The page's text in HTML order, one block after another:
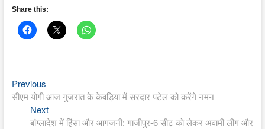
Share this:
Post
navigation
PreviousPrevious
post:
सीएम योगी आज गुजरात के केवड़िया में सरदार पटेल को करेंगे नमन
NextNext
post:
बांग्लादेश में हिंसा और आगजनी: गाजीपुर-6 सीट को लेकर अवामी लीग और